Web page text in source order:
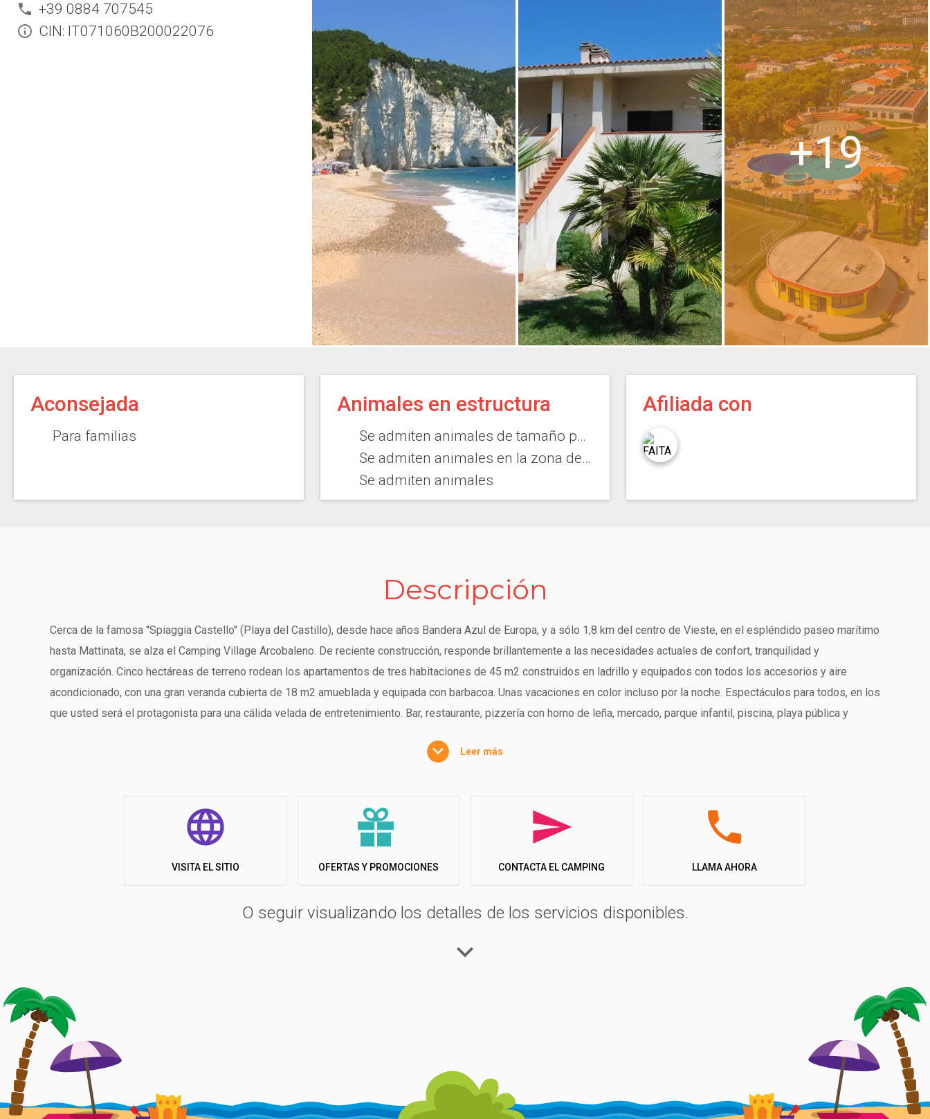
+39 0884 707545
CIN: IT071060B200022076
Aconsejada
Para familias
Animales en estructura
Se admiten animales de tamaño pequeño
Se admiten animales en la zona de complejo vacacional
Se admiten animales
Afiliada con
Descripción
Cerca de la famosa ''Spiaggia Castello'' (Playa del Castillo), desde hace años Bandera Azul de Europa, y a sólo 1,8 km del centro de Vieste, en el espléndido paseo marítimo
hasta Mattinata, se alza el Camping Village Arcobaleno. De reciente construcción, responde brillantemente a las necesidades actuales de confort, tranquilidad y
organización. Cinco hectáreas de terreno rodean los apartamentos de tres habitaciones de 45 m2 construidos en ladrillo y equipados con todos los accesorios y aire
acondicionado, con una gran veranda cubierta de 18 m2 amueblada y equipada con barbacoa. Unas vacaciones en color incluso por la noche. Espectáculos para todos, en los
que usted será el protagonista para una cálida velada de entretenimiento. Bar, restaurante, pizzería con horno de leña, mercado, parque infantil, piscina, playa pública y
Leer más
VISITA EL SITIO OFERTAS Y PROMOCIONES CONTACTA EL CAMPING LLAMA AHORA
O seguir visualizando los detalles de los servicios disponibles.